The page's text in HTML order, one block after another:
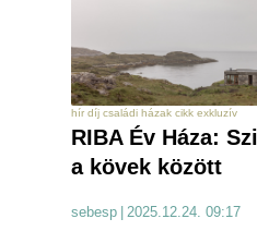
hír díj családi házak cikk exkluzív
RIBA Év Háza:
a kövek között
sebesp 2025.12.24. 09:17